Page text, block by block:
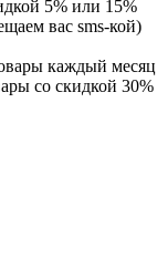
5% или 15%
вас sms-кой)
каждый месяц
со скидкой 30%